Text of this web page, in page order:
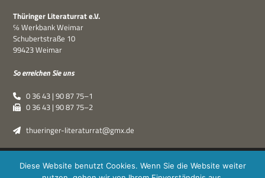
Thü­rin­ger Lite­ra­tur­rat e.V.
℅ Werk­bank Weimar
Schu­bert­straße 10
99423 Weimar
So errei­chen Sie uns
0 36 43 | 90 87 75–1
0 36 43 | 90 87 75–2
thueringer-literaturrat@gmx.de
Thüringer Literaturrat e.V. | © 2019–2026 ·XPDT : Marken &
Kommunikation|Impressum·Datenschutz
Diese Website benutzt Cookies. Wenn Sie die Website weiter